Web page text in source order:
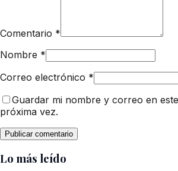
Comentario *
Nombre *
Correo electrónico *
Guardar mi nombre y correo en
próxima vez.
Lo más leído